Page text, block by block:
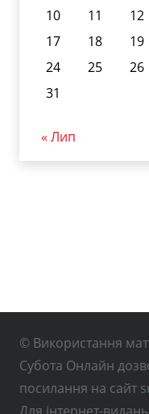
10
11 12
17
18 19
24
25 26
31
« Лип
© Використання
Субота Онлайн
посилання на сайт